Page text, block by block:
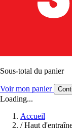
Sous-total du panier
Voir mon panier
Loading...
Accueil
/ Haut